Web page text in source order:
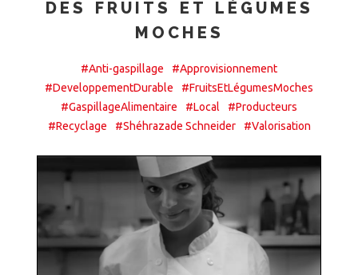
DES FRUITS ET LÉGUMES
MOCHES
#Anti-gaspillage
#Approvisionnement
#DeveloppementDurable
#FruitsEtLégumesMoches
#GaspillageAlimentaire
#Local
#Producteurs
#Recyclage
#Shéhrazade Schneider #Valorisation